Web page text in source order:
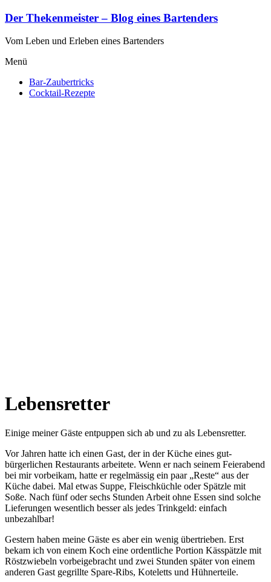
Zum
springen
Der Thekenmeister – Blog eines Bartenders
Vom Leben und Erleben eines Bartenders
Menü
Bar-Zaubertricks
Cocktail-Rezepte
Lebensretter
Einige meiner Gäste entpuppen sich ab und zu als Lebensretter.
Vor Jahren hatte ich einen Gast, der in der Küche eines gut-
bürgerlichen Restaurants arbeitete. Wenn er nach seinem Feierabend
bei mir vorbeikam, hatte er regelmässig ein paar „Reste“ aus der
Küche dabei. Mal etwas Suppe, Fleischküchle oder Spätzle mit
Soße. Nach fünf oder sechs Stunden Arbeit ohne Essen sind solche
Lieferungen wesentlich besser als jedes Trinkgeld: einfach
unbezahlbar!
Gestern haben meine Gäste es aber ein wenig übertrieben. Erst
bekam ich von einem Koch eine ordentliche Portion Kässpätzle mit
Röstzwiebeln vorbeigebracht und zwei Stunden später von einem
anderen Gast gegrillte Spare-Ribs, Koteletts und Hühnerteile.